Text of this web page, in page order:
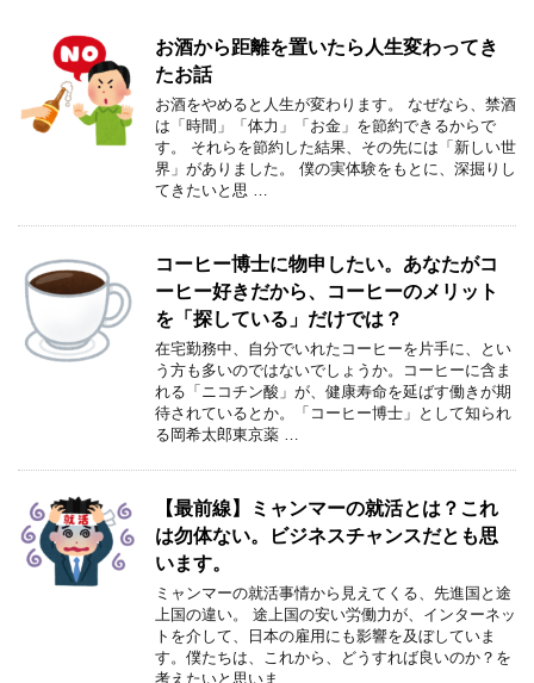
お酒から距離を置いたら人生変わってき
たお話
お酒をやめると人生が変わります。 なぜなら、禁酒
は「時間」「体力」「お金」を節約できるからで
す。 それらを節約した結果、その先には「新しい世
界」がありました。 僕の実体験をもとに、深掘りし
てきたいと思 …
コーヒー博士に物申したい。あなたがコ
ーヒー好きだから、コーヒーのメリット
を「探している」だけでは？
在宅勤務中、自分でいれたコーヒーを片手に、とい
う方も多いのではないでしょうか。コーヒーに含ま
れる「ニコチン酸」が、健康寿命を延ばす働きが期
待されているとか。「コーヒー博士」として知られ
る岡希太郎東京薬 …
【最前線】ミャンマーの就活とは？これ
は勿体ない。ビジネスチャンスだとも思
います。
ミャンマーの就活事情から見えてくる、先進国と途
上国の違い。 途上国の安い労働力が、インターネッ
トを介して、日本の雇用にも影響を及ぼしていま
す。僕たちは、これから、どうすれば良いのか？を
考えたいと思いま …